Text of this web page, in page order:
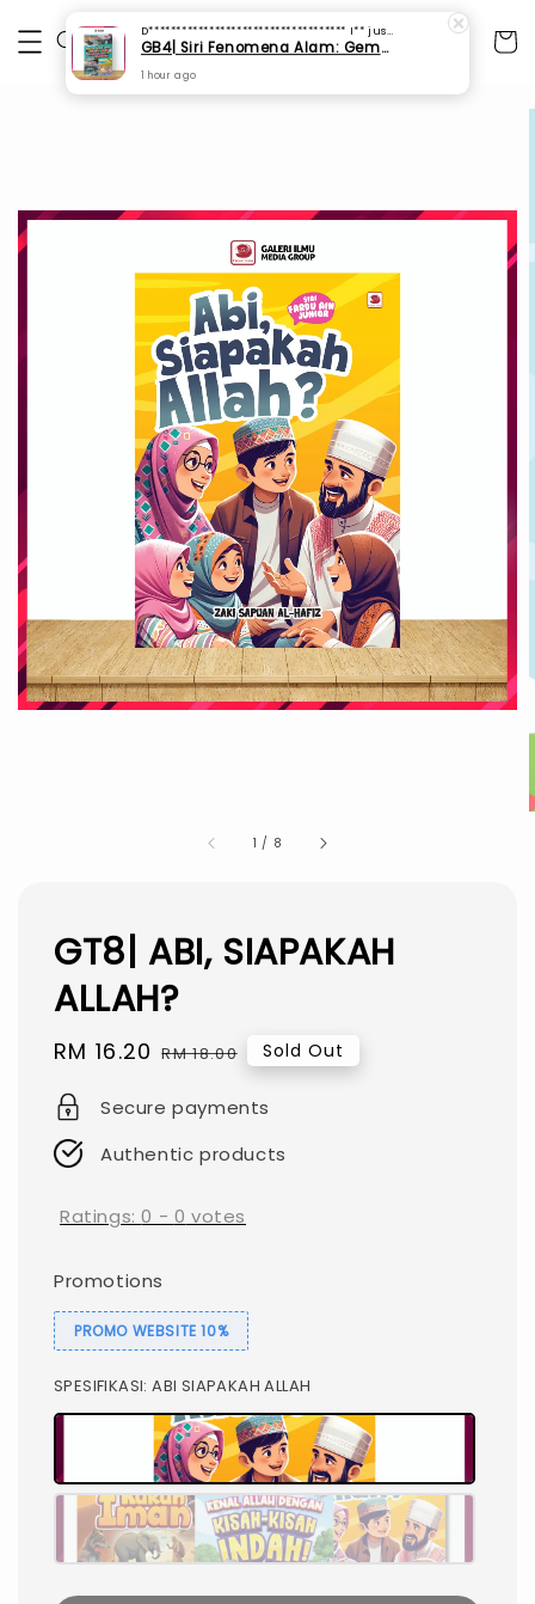
1 / 8
GT8| ABI, SIAPAKAH
ALLAH?
Sale
RM 16.20 Regular
RM 18.00 Sold Out
Secure payments
Authentic products
Ratings:0 - 0 votes
Promotions
PROMO WEBSITE 10%
SPESIFIKASI: ABI SIAPAKAH ALLAH
D************************************ I** just purchased
GB4| Siri Fenomena Alam: Gempa Bumi & Tsunami Yang Memusnahkan Kehidupan (SFM 2A)
1 hour ago